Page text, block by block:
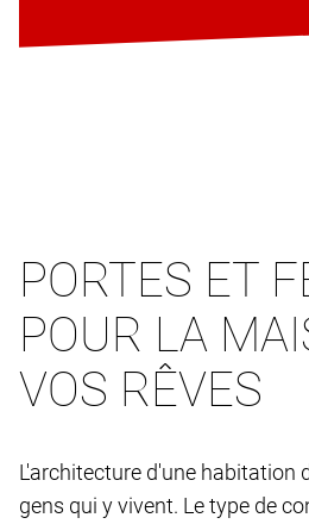
PORTES ET
POUR LA
VOS RÊVES
L'architecture d'une habitation
gens qui y vivent. Le type de